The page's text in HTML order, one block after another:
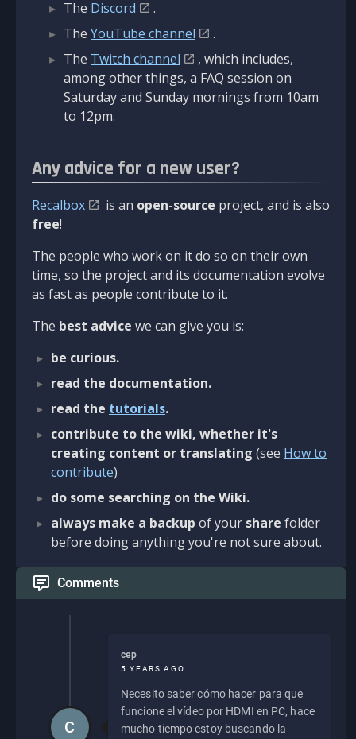
The Discord
.
The YouTube channel
.
The Twitch channel
, which includes,
among other things, a FAQ session on
Saturday and Sunday mornings from 10am
to 12pm.
Any advice for a new user?
Recalbox is an open-source project, and is also
free!
The people who work on it do so on their own
time, so the project and its documentation evolve
as fast as people contribute to it.
The best advice we can give you is:
be curious.
read the documentation.
read the tutorials.
contribute to the wiki, whether it's
creating content or translating (see How to
contribute)
do some searching on the Wiki.
always make a backup of your share folder
before doing anything you're not sure about.
Comments
cep
5 YEARS AGO
Necesito saber cómo hacer para que
funcione el vídeo por HDMI en PC, hace
mucho tiempo estoy buscando la
C